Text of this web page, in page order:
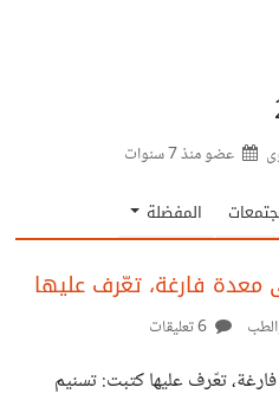
عضو منذ7 سنوات
المفضلة
معدة فارغة، تعّرف عليها
تعّرف عليها كتبت: تسنيم